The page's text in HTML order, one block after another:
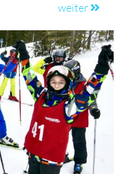
weiter